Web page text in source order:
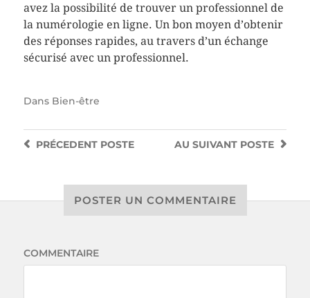
avez la possibilité de trouver un professionnel de
la numérologie en ligne. Un bon moyen d’obtenir
des réponses rapides, au travers d’un échange
sécurisé avec un professionnel.
Dans Bien-être
AU SUIVANT POSTE
PRÉCEDENTPOSTE
POSTER UN COMMENTAIRE
COMMENTAIRE